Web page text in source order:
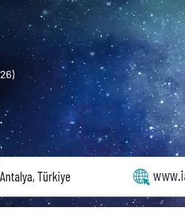
Sayılarla TÜBİTAK
Hizmet Envanterleri
Kurumsal Kimlik
Geçmiş Yıllarda Ödül
Çok Taraflı Programlar
AB Çerçeve Programları
Bursa Test ve Analiz
(BUTAL)
Ulusal Akademik Ağ ve